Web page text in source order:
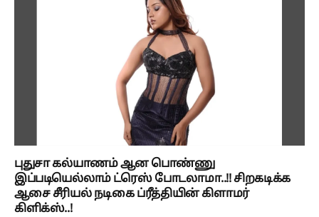
புதுசா கல்யாணம் ஆன பொண்ணு
இப்படியெல்லாம் ட்ரெஸ் போடலாமா..!! சிறகடிக்க
ஆசை சீரியல் நடிகை ப்ரீத்தியின் கிளாமர்
கிளிக்ஸ்..!